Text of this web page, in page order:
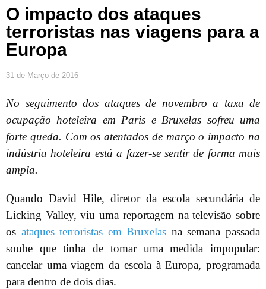
O impacto dos ataques
terroristas nas viagens para a
Europa
31 de Março de 2016
No seguimento dos ataques de novembro a taxa de
ocupação hoteleira em Paris e Bruxelas sofreu uma
forte queda. Com os atentados de março o impacto na
indústria hoteleira está a fazer-se sentir de forma mais
ampla.
Quando David Hile, diretor da escola secundária de
Licking Valley, viu uma reportagem na televisão sobre
os ataques terroristas em Bruxelas na semana passada
soube que tinha de tomar uma medida impopular:
cancelar uma viagem da escola à Europa, programada
para dentro de dois dias.